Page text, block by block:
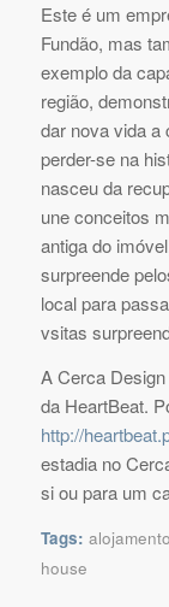
Este é um
Fundão, mas
exemplo da
região,
dar nova vida a
perder-se na
nasceu da
une conceitos
antiga do
surpreende
local para
vsitas
A Cerca
da HeartBeat.
http://
estadia no
si ou para um
Tags: alojamento
house